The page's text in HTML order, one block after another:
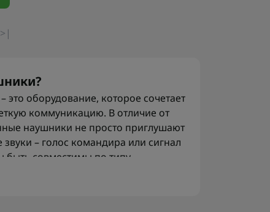
>|
оборудование, которое сочетает
коммуникацию. В отличие от
наушники не просто приглушают
– голос командира или сигнал
совместимы по типу